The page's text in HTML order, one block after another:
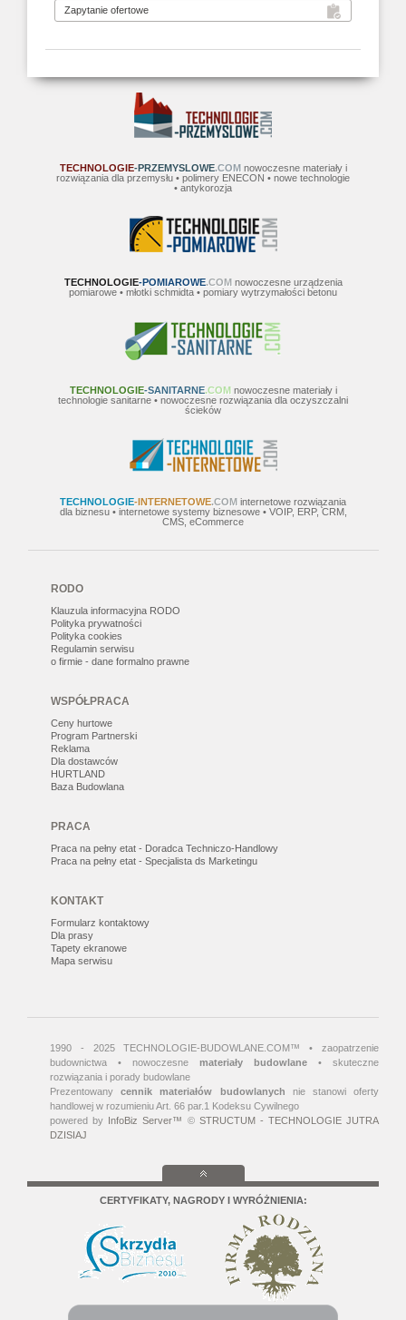
TECHNOLOGIE-PRZEMYSLOWE.COMnowoczesne materiały i
rozwiązania dla przemysłu • polimery ENECON • nowe technologie
• antykorozja
TECHNOLOGIE-POMIAROWE.COMnowoczesne urządzenia
pomiarowe • młotki schmidta • pomiary wytrzymałości betonu
TECHNOLOGIE-SANITARNE.COMnowoczesne materiały i
technologie sanitarne • nowoczesne rozwiązania dla oczyszczalni
ścieków
TECHNOLOGIE-INTERNETOWE.COM internetowe rozwiązania
dla biznesu • internetowe systemy biznesowe • VOIP, ERP, CRM,
CMS, eCommerce
RODO
Klauzula informacyjna RODO
Polityka prywatności
Polityka cookies
Regulamin serwisu
o firmie - dane formalno prawne
WSPÓŁPRACA
Ceny hurtowe
Program Partnerski
Reklama
Dla dostawców
HURTLAND
Baza Budowlana
PRACA
Praca na pełny etat - Doradca Techniczo-Handlowy
Praca na pełny etat - Specjalista ds Marketingu
KONTAKT
Formularz kontaktowy
Dla prasy
Tapety ekranowe
Mapa serwisu
1990 - 2025 TECHNOLOGIE-BUDOWLANE.COM™ • zaopatrzenie
budownictwa • nowoczesne materiały budowlane • skuteczne
rozwiązania i porady budowlane
Prezentowanycennik materiałów budowlanych nie stanowi oferty
handlowej w rozumieniu Art. 66 par.1 Kodeksu Cywilnego
powered by InfoBiz Server™ © STRUCTUM - TECHNOLOGIE JUTRA
DZISIAJ
CERTYFIKATY, NAGRODY I WYRÓŻNIENIA: